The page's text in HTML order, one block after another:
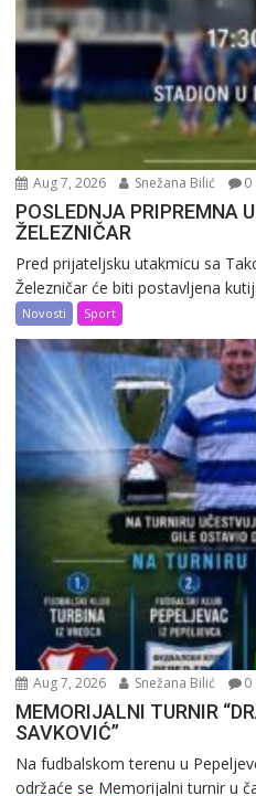
Aug 7, 2026 Snežana Bilić 0
POSLEDNJA PRIPREMNA
ŽELEZNIČAR
Pred prijateljsku utakmicu sa
Železničar će biti postavljena
Novosti Sport
Aug 7, 2026 Snežana Bilić 0
MEMORIJALNI TURNIR
SAVKOVIĆ”
Na fudbalskom terenu u
održaće se Memorijalni turnir u